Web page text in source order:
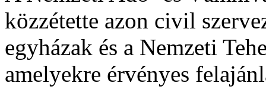
közzétette azon civil
egyházak és a Nemzeti
amelyekre érvényes